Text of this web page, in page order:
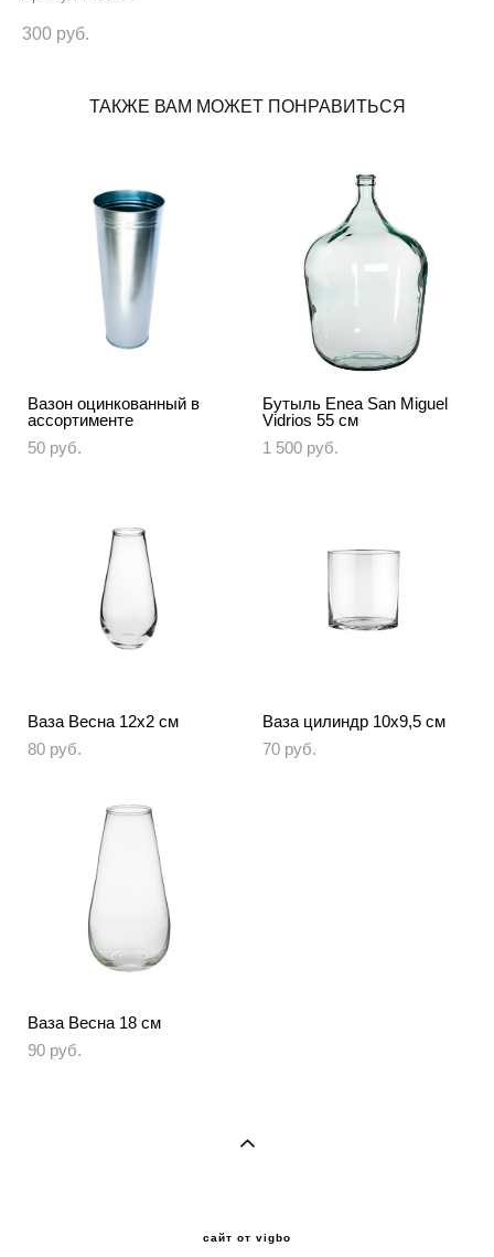
300 pуб.
ТАКЖЕ ВАМ МОЖЕТ ПОНРАВИТЬСЯ
Вазон оцинкованный в
ассортименте
50 pуб.
Бутыль Enea San Miguel
Vidrios 55 см
1 500 pуб.
Ваза Весна 12х2 см
80 pуб.
Ваза цилиндр 10х9,5 см
70 pуб.
Ваза Весна 18 см
90 pуб.
сайт от vigbo